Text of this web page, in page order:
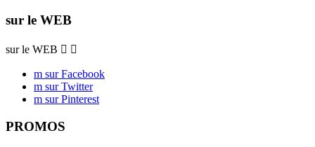
sur le WEB
sur le WEB  
m sur Facebook
m sur Twitter
m sur Pinterest
PROMOS